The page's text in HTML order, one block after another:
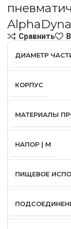
Сравнить
ДИАМЕТР
КОРПУС
МАТЕРИАЛЫ
НАПОР | М
ПИЩЕВОЕ